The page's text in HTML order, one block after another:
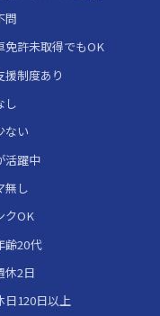
問
免許未取得でもOK
援制度あり
し
ない
活躍中
無し
クOK
齢20代
休2日
日120日以上